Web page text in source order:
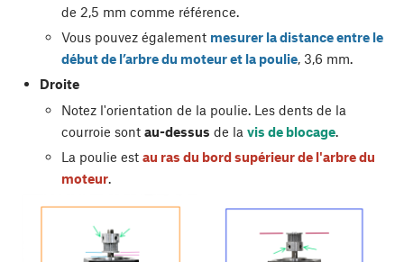
de 2,5 mm comme référence.
Vous pouvez également mesurer la distance entre le
début de l’arbre du moteur et la poulie, 3,6 mm.
Droite
Notez l'orientation de la poulie. Les dents de la
courroie sont au-dessus de la vis de blocage.
La poulie est au ras du bord supérieur de l'arbre du
moteur.